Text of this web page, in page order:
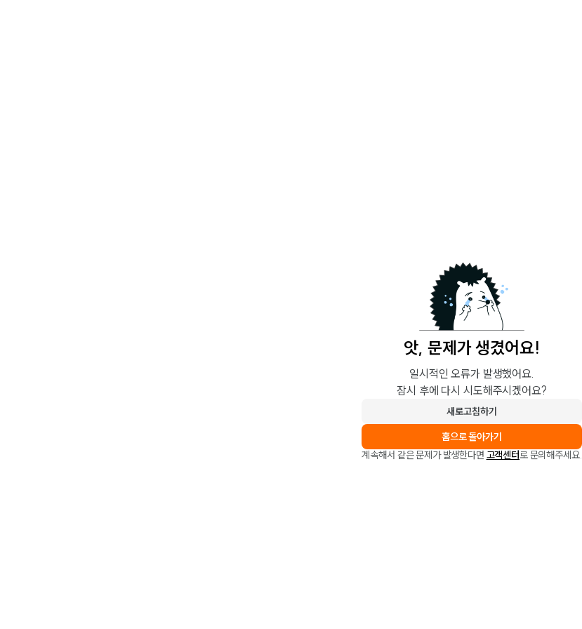
앗, 문제가 생겼어요!
일시적인 오류가 발생했어요.
잠시 후에 다시 시도해주시겠어요?
새로고침하기
홈으로 돌아가기
계속해서 같은 문제가 발생한다면 고객센터로 문의해주세요.